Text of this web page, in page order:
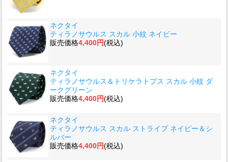
ネクタイ
ティラノサウルス スカル 小紋 ネイビー
販売価格4,400円(税込)
ネクタイ
ティラノサウルス＆トリケラトプス スカル 小紋 ダ
ークグリーン
販売価格4,400円(税込)
ネクタイ
ティラノサウルス スカル ストライプ ネイビー＆シ
ルバー
販売価格4,400円(税込)